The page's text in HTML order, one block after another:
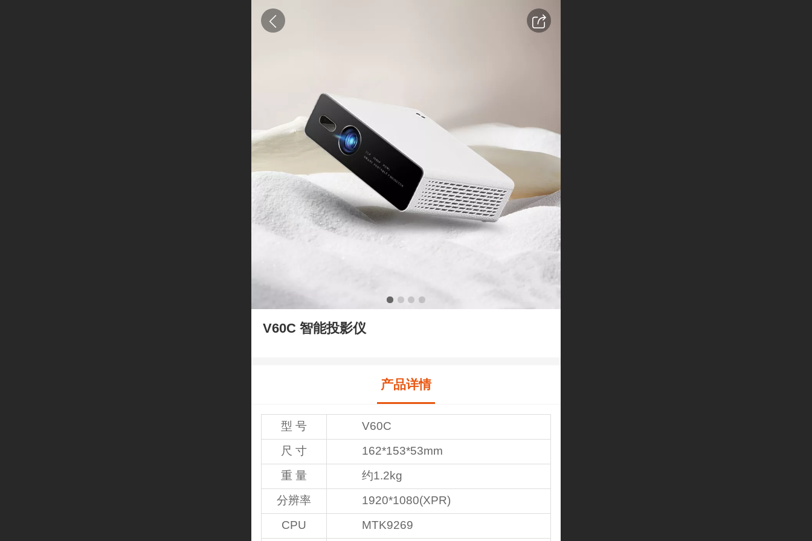
V60C 智能投影仪
产品详情
型 号
V60C
尺 寸
162*153*53mm
重 量
约1.2kg
分辨率
1920*1080(XPR)
CPU
MTK9269